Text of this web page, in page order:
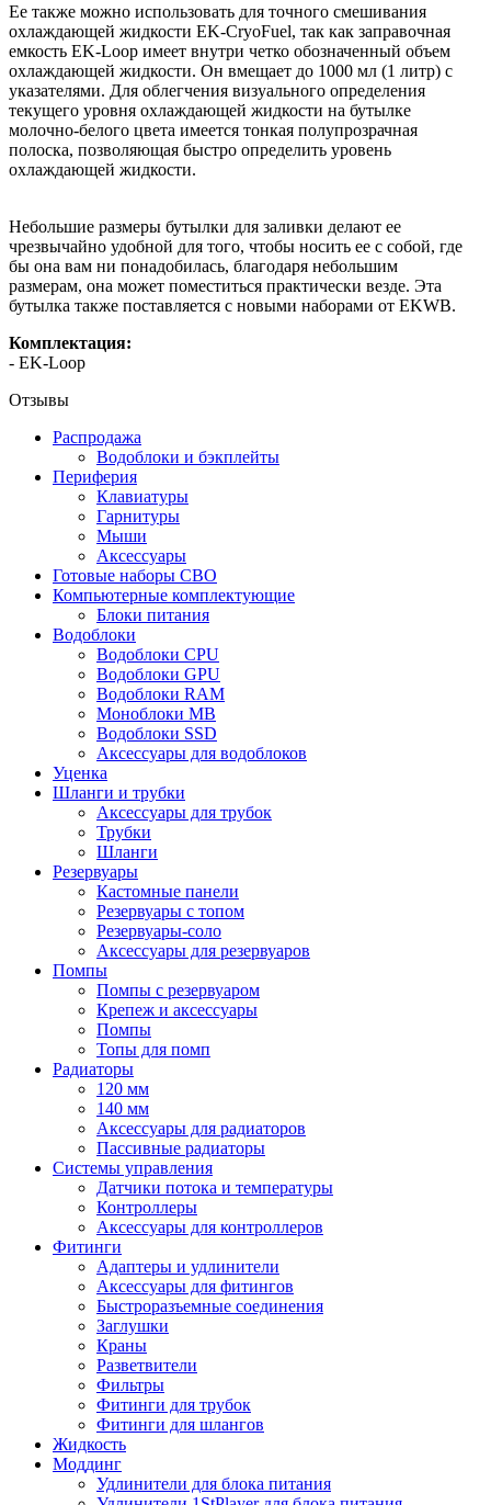
Ее также можно использовать для точного смешивания
охлаждающей жидкости EK-CryoFuel, так как заправочная
емкость EK-Loop имеет внутри четко обозначенный объем
охлаждающей жидкости. Он вмещает до 1000 мл (1 литр) с
указателями. Для облегчения визуального определения
текущего уровня охлаждающей жидкости на бутылке
молочно-белого цвета имеется тонкая полупрозрачная
полоска, позволяющая быстро определить уровень
охлаждающей жидкости.
Небольшие размеры бутылки для заливки делают ее
чрезвычайно удобной для того, чтобы носить ее с собой, где
бы она вам ни понадобилась, благодаря небольшим
размерам, она может поместиться практически везде. Эта
бутылка также поставляется с новыми наборами от EKWB.
Комплектация:
- EK-Loop
Отзывы
Распродажа
Водоблоки и бэкплейты
Периферия
Клавиатуры
Гарнитуры
Мыши
Аксессуары
Готовые наборы СВО
Компьютерные комплектующие
Блоки питания
Водоблоки
Водоблоки CPU
Водоблоки GPU
Водоблоки RAM
Моноблоки MB
Водоблоки SSD
Аксессуары для водоблоков
Уценка
Шланги и трубки
Аксессуары для трубок
Трубки
Шланги
Резервуары
Кастомные панели
Резервуары с топом
Резервуары-соло
Аксессуары для резервуаров
Помпы
Помпы с резервуаром
Крепеж и аксессуары
Помпы
Топы для помп
Радиаторы
120 мм
140 мм
Аксессуары для радиаторов
Пассивные радиаторы
Системы управления
Датчики потока и температуры
Контроллеры
Аксессуары для контроллеров
Фитинги
Адаптеры и удлинители
Аксессуары для фитингов
Быстроразъемные соединения
Заглушки
Краны
Разветвители
Фильтры
Фитинги для трубок
Фитинги для шлангов
Жидкость
Моддинг
Удлинители для блока питания